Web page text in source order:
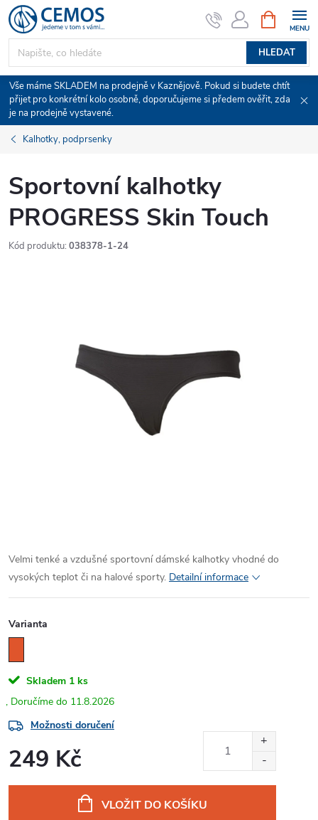
Přejít
na
obsah
HLEDAT
NÁKUPNÍ
KOŠÍK
Vše máme SKLADEM na prodejně v Kaznějově. Pokud si budete chtít
přijet pro konkrétní kolo osobně, doporučujeme si předem ověřit, zda
je na prodejně vystavené.
Kalhotky, podprsenky
Sportovní kalhotky
PROGRESS Skin Touch
Kód produktu: 038378-1-24
Velmi tenké a vzdušné sportovní dámské kalhotky vhodné do
vysokých teplot či na halové sporty. Detailní informace
Varianta
Skladem 1 ks
11.8.2026
Možnosti doručení
249 Kč
VLOŽIT DO KOŠÍKU